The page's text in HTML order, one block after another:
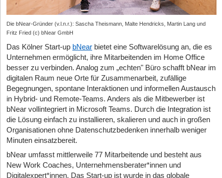
Die bNear-Gründer (v.l.n.r.): Sascha Theismann, Malte Hendricks, Martin Lang und
Fritz Fried (c) bNear GmbH
Das Kölner Start-up bNear bietet eine Softwarelösung an, die es
Unternehmen ermöglicht, ihre Mitarbeitenden im Home Office
besser zu verbinden. Analog zum „echten" Büro schafft bNear im
digitalen Raum neue Orte für Zusammenarbeit, zufällige
Begegnungen, spontane Interaktionen und informellen Austausch
in Hybrid- und Remote-Teams. Anders als die Mitbewerber ist
bNear vollintegriert in Microsoft Teams. Durch die Integration ist
die Lösung einfach zu installieren, skalieren und auch in großen
Organisationen ohne Datenschutzbedenken innerhalb weniger
Minuten einsatzbereit.
bNear umfasst mittlerweile 77 Mitarbeitende und besteht aus
New Work Coaches, Unternehmensberater*innen und
Digitalexpert*innen. Das Start-up ist wurde in das globale